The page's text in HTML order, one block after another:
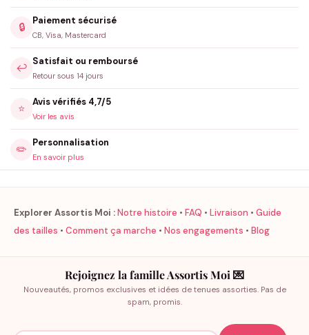
🔒
Paiement sécurisé
CB, Visa, Mastercard
↩️
Satisfait ou remboursé
Retour sous 14 jours
⭐
Avis vérifiés 4,7/5
Voir les avis
✏️
Personnalisation
En savoir plus
Explorer Assortis Moi :Notre histoire • FAQ • Livraison • Guide
des tailles • Comment ça marche • Nos engagements • Blog
Rejoignez la famille Assortis Moi 💌
Nouveautés, promos exclusives et idées de tenues assorties. Pas de
spam, promis.